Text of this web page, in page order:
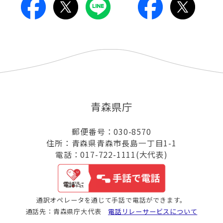
青森県庁
郵便番号：030-8570
住所：青森県青森市長島一丁目1-1
電話：017-722-1111(大代表)
通訳オペレータを通じて手話で電話ができます。
通話先：青森県庁大代表 電話リレーサービスについて